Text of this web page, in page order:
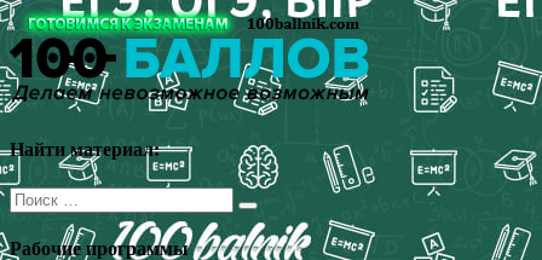
Перейти
к
содержимому
Найти материал:
Поиск
для:
Рабочие программы